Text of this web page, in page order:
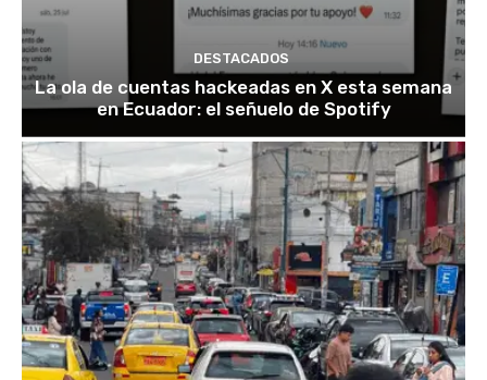
DESTACADOS
La ola de cuentas hackeadas en X esta semana
en Ecuador: el señuelo de Spotify